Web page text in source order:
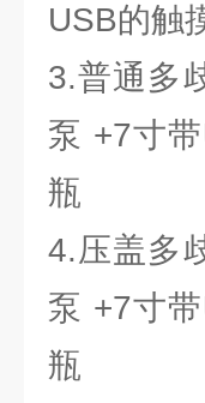
USB的触
3.普通多
泵 +7寸
瓶
4.压盖多
泵 +7寸
瓶